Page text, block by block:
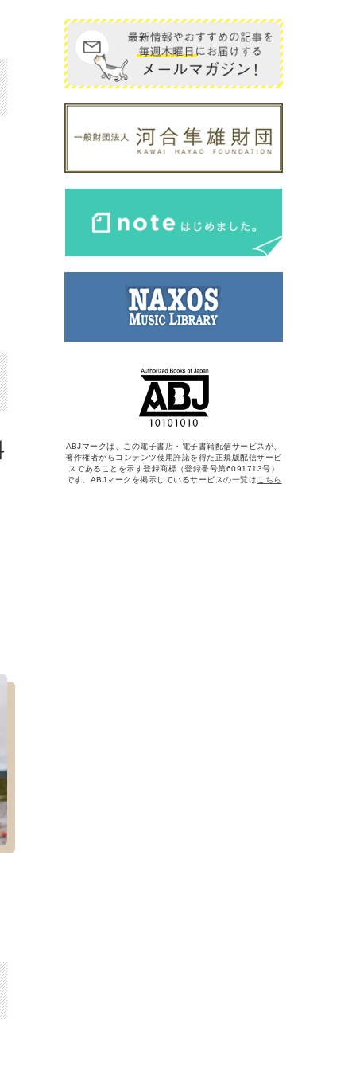
ABJマークは、この電子書店・電子書籍配信サービスが、
著作権者からコンテンツ使用許諾を得た正規版配信サービ
スであることを示す登録商標（登録番号第6091713号）
です。ABJマークを掲示しているサービスの一覧は こちら